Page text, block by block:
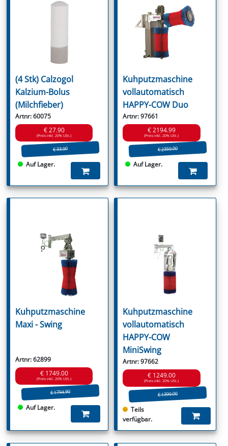
(4 Stk) Calzogol
Kalzium-Bolus
(Milchfieber)
Artnr: 60075
€ 27.90
(Preis inkl. 20% USt.)
€ 33.90
Auf Lager.
Kuhputzmaschine
vollautomatisch
HAPPY-COW Duo
Artnr: 97661
€ 2194.99
(Preis inkl. 20% USt.)
€ 2359.00
Auf Lager.
Kuhputzmaschine
Maxi - Swing
Artnr: 62899
€ 1749.00
(Preis inkl. 20% USt.)
€ 1794.90
Auf Lager.
Kuhputzmaschine
vollautomatisch
HAPPY-COW
MiniSwing
Artnr: 97662
€ 1249.00
(Preis inkl. 20% USt.)
€ 1399.00
Teils
verfügbar.